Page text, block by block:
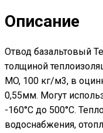
толщиной
Описание
Отвод базальтовый
толщиной
MO, 100 кг/м3, в
0,55мм. Могут
-160°С до 500°С.
водоснабжения,